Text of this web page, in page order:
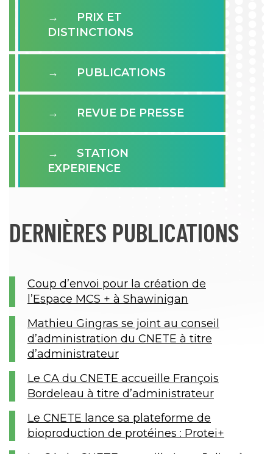
PRIX ET
DISTINCTIONS
PUBLICATIONS
REVUE DE PRESSE
STATION
EXPERIENCE
DERNIÈRES PUBLICATIONS
Coup d’envoi pour la création de
l’Espace MCS + à Shawinigan
Mathieu Gingras se joint au conseil
d’administration du CNETE à titre
d’administrateur
Le CA du CNETE accueille François
Bordeleau à titre d’administrateur
Le CNETE lance sa plateforme de
bioproduction de protéines : Protei+